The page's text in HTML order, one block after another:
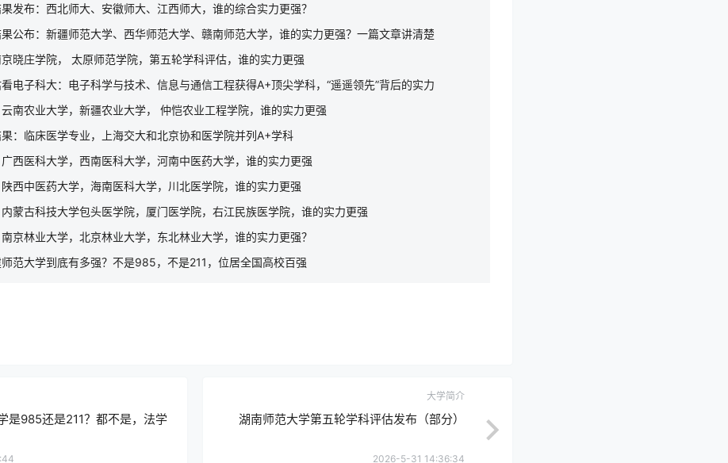
发布：西北师大、安徽师大、江西师大，谁的综合实力更强？
公布：新疆师范大学、西华师范大学、赣南师范大学，谁的实力更强？一篇文章讲清楚
晓庄学院， 太原师范学院，第五轮学科评估，谁的实力更强
电子科大：电子科学与技术、信息与通信工程获得A+顶尖学科，“遥遥领先”背后的实力
南农业大学，新疆农业大学， 仲恺农业工程学院，谁的实力更强
：临床医学专业，上海交大和北京协和医学院并列A+学科
西医科大学，西南医科大学，河南中医药大学，谁的实力更强
西中医药大学，海南医科大学，川北医学院，谁的实力更强
蒙古科技大学包头医学院，厦门医学院，右江民族医学院，谁的实力更强
京林业大学，北京林业大学，东北林业大学，谁的实力更强？
范大学到底有多强？不是985，不是211，位居全国高校百强
是985还是211？都不是，法学
大学简介
湖南师范大学第五轮学科评估发布（部分）
2026-5-31 14:36:34